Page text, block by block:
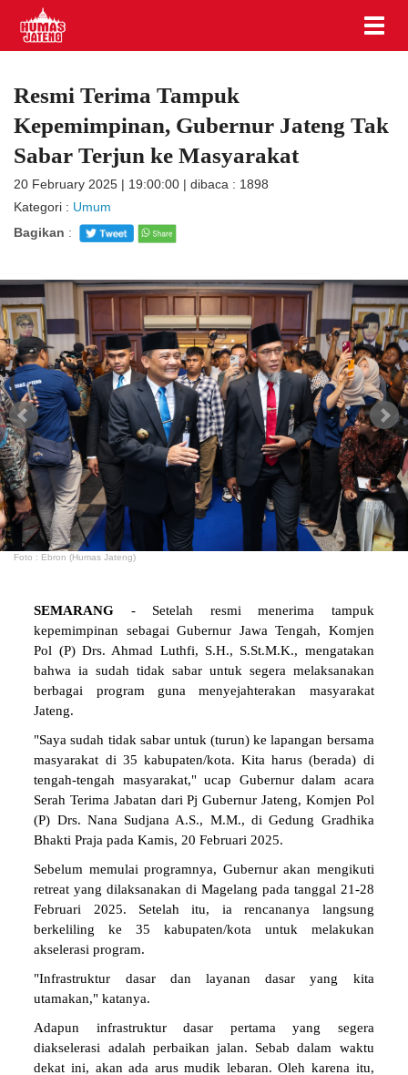
Resmi Terima Tampuk
Kepemimpinan, Gubernur Jateng Tak
Sabar Terjun ke Masyarakat
20 February 2025 | 19:00:00 | dibaca : 1898
Kategori : Umum
Bagikan :
Foto : Ebron (Humas Jateng)
SEMARANG - Setelah resmi menerima tampuk
kepemimpinan sebagai Gubernur Jawa Tengah, Komjen
Pol (P) Drs. Ahmad Luthfi, S.H., S.St.M.K., mengatakan
bahwa ia sudah tidak sabar untuk segera melaksanakan
berbagai program guna menyejahterakan masyarakat
Jateng.
"Saya sudah tidak sabar untuk (turun) ke lapangan bersama
masyarakat di 35 kabupaten/kota. Kita harus (berada) di
tengah-tengah masyarakat," ucap Gubernur dalam acara
Serah Terima Jabatan dari Pj Gubernur Jateng, Komjen Pol
(P) Drs. Nana Sudjana A.S., M.M., di Gedung Gradhika
Bhakti Praja pada Kamis, 20 Februari 2025.
Sebelum memulai programnya, Gubernur akan mengikuti
retreat yang dilaksanakan di Magelang pada tanggal 21-28
Februari 2025. Setelah itu, ia rencananya langsung
berkeliling ke 35 kabupaten/kota untuk melakukan
akselerasi program.
"Infrastruktur dasar dan layanan dasar yang kita
utamakan," katanya.
Adapun infrastruktur dasar pertama yang segera
diakselerasi adalah perbaikan jalan. Sebab dalam waktu
dekat ini, akan ada arus mudik lebaran. Oleh karena itu,